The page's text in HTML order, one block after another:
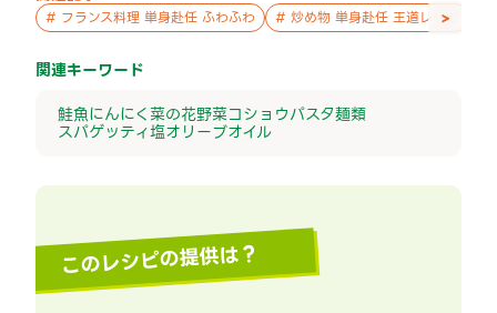
# フランス料理 単身赴任 ふわふわ # 炒め物 単身赴任 王道レシピ
>
関連キーワード
鮭魚にんにく菜の花野菜コショウパスタ麺類
スパゲッティ塩オリーブオイル
このレシピの提供は？